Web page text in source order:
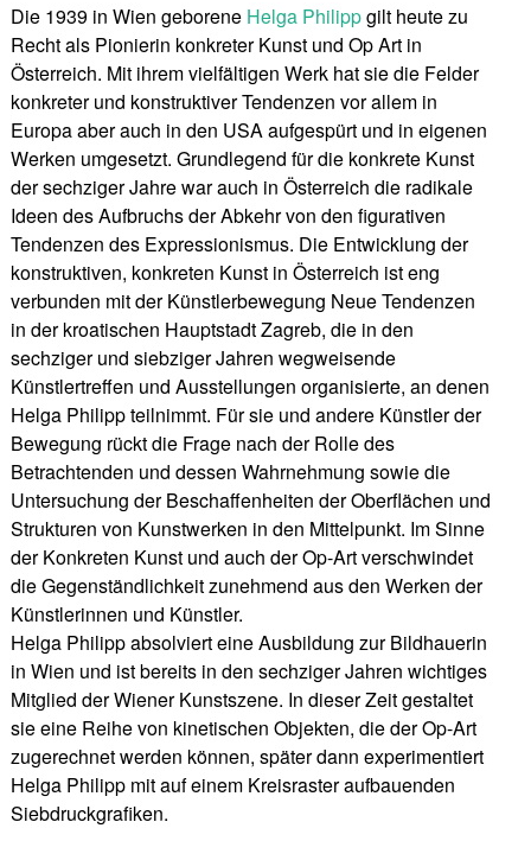
Die 1939 in Wien geborene Helga Philippgilt heute zu
Recht als Pionierin konkreter Kunst und Op Art in
Österreich. Mit ihrem vielfältigen Werk hat sie die Felder
konkreter und konstruktiver Tendenzen vor allem in
Europa aber auch in den USA aufgespürt und in eigenen
Werken umgesetzt. Grundlegend für die konkrete Kunst
der sechziger Jahre war auch in Österreich die radikale
Ideen des Aufbruchs der Abkehr von den figurativen
Tendenzen des Expressionismus. Die Entwicklung der
konstruktiven, konkreten Kunst in Österreich ist eng
verbunden mit der Künstlerbewegung Neue Tendenzen
in der kroatischen Hauptstadt Zagreb, die in den
sechziger und siebziger Jahren wegweisende
Künstlertreffen und Ausstellungen organisierte, an denen
Helga Philipp teilnimmt. Für sie und andere Künstler der
Bewegung rückt die Frage nach der Rolle des
Betrachtenden und dessen Wahrnehmung sowie die
Untersuchung der Beschaffenheiten der Oberflächen und
Strukturen von Kunstwerken in den Mittelpunkt. Im Sinne
der Konkreten Kunst und auch der Op-Art verschwindet
die Gegenständlichkeit zunehmend aus den Werken der
Künstlerinnen und Künstler.
Helga Philipp absolviert eine Ausbildung zur Bildhauerin
in Wien und ist bereits in den sechziger Jahren wichtiges
Mitglied der Wiener Kunstszene. In dieser Zeit gestaltet
sie eine Reihe von kinetischen Objekten, die der Op-Art
zugerechnet werden können, später dann experimentiert
Helga Philipp mit auf einem Kreisraster aufbauenden
Siebdruckgrafiken.